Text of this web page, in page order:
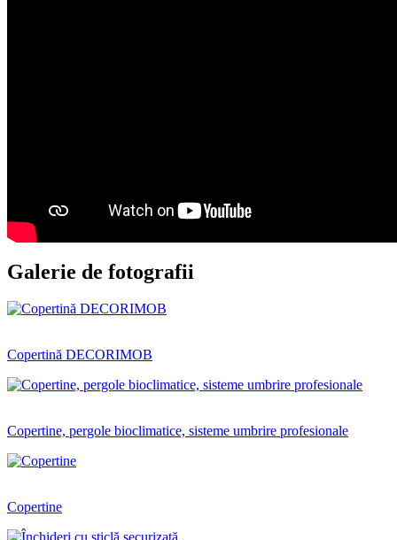
Galerie de fotografii
Copertină DECORIMOB
Copertine, pergole bioclimatice, sisteme umbrire profesionale
Copertine